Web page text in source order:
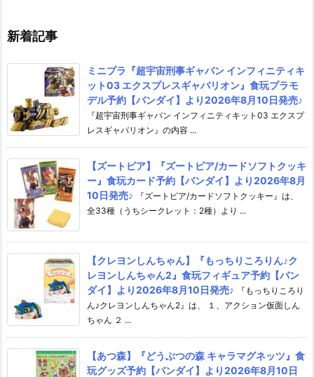
新着記事
ミニプラ『超宇宙刑事ギャバン インフィニティキ
ット03 エクスプレスギャバリオン』食玩プラモ
デル予約【バンダイ】より2026年8月10日発売♪
『超宇宙刑事ギャバン インフィニティキット03 エクスプ
レスギャバリオン』の内容 ...
【ズートピア】『ズートピア/カードソフトクッキ
ー』食玩カード予約【バンダイ】より2026年8月
10日発売♪
『ズートピア/カードソフトクッキー』は、
全33種（うちシークレット：2種）より ...
【クレヨンしんちゃん】『もっちりころりん♪ク
レヨンしんちゃん2』食玩フィギュア予約【バン
ダイ】より2026年8月10日発売♪
『もっちりころり
ん♪クレヨンしんちゃん2』は、 １、アクション仮面しん
ちゃん ２ ...
【あつ森】『どうぶつの森 キャラマグネッツ』食
玩グッズ予約【バンダイ】より2026年8月10日